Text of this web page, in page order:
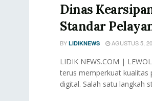
Dinas
Standar
BY LIDIKNEWS AGUSTUS 5,
LIDIK NEWS.COM |
terus memperkuat kualitas
digital. Salah satu langkah